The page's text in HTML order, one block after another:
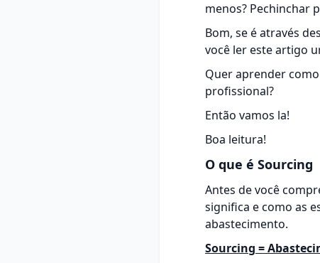
menos? Pechinchar
Bom, se é através
você ler este artigo
Quer aprender
profissional?
Então vamos la!
Boa leitura!
O que é Sourcing
Antes de você
significa e como as
abastecimento.
Sourcing =